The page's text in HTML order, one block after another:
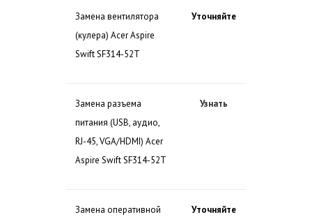
Замена вентилятора
(кулера) Acer Aspire
Swift SF314-52T
Уточняйте
Замена разъема
питания (USB, аудио,
RJ-45, VGA/HDMI) Acer
Aspire Swift SF314-52T
Узнать
Замена оперативной
Уточняйте